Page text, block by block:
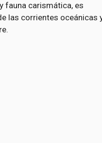
fauna carismática, es
las corrientes oceánicas